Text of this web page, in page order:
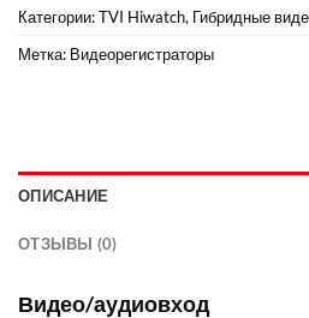
Категории:TVI Hiwatch, Гибридные
Метка: Видеорегистраторы
ОПИСАНИЕ
ОТЗЫВЫ (0)
Видео/аудиовход